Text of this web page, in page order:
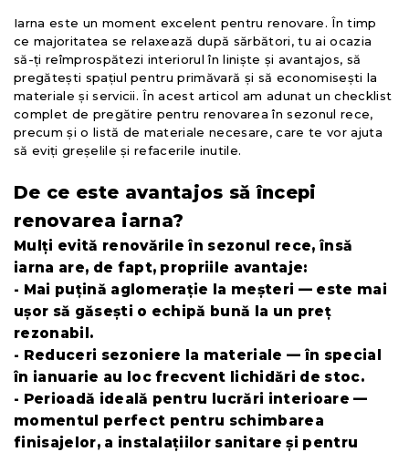
Iarna este un moment excelent pentru renovare. În timp
ce majoritatea se relaxează după sărbători, tu ai ocazia
să-ți reîmprospătezi interiorul în liniște și avantajos, să
pregătești spațiul pentru primăvară și să economisești la
materiale și servicii. În acest articol am adunat un checklist
complet de pregătire pentru renovarea în sezonul rece,
precum și o listă de materiale necesare, care te vor ajuta
să eviți greșelile și refacerile inutile.
De ce este avantajos să începi
renovarea iarna?
Mulți evită renovările în sezonul rece, însă
iarna are, de fapt, propriile avantaje:
- Mai puțină aglomerație la meșteri — este mai
ușor să găsești o echipă bună la un preț
rezonabil.
- Reduceri sezoniere la materiale — în special
în ianuarie au loc frecvent lichidări de stoc.
- Perioadă ideală pentru lucrări interioare —
momentul perfect pentru schimbarea
finisajelor, a instalațiilor sanitare și pentru